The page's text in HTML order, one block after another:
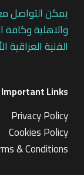
يمكن التواصل
والاهلية وكافة
الفنية العراقية
Important Links
Privacy Policy
Cookies Policy
& Conditions